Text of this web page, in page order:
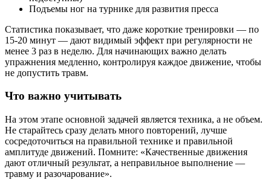
Подъемы ног на турнике для развития пресса
Статистика показывает, что даже короткие тренировки — по
15-20 минут — дают видимый эффект при регулярности не
менее 3 раз в неделю. Для начинающих важно делать
упражнения медленно, контролируя каждое движение, чтобы
не допустить травм.
Что важно учитывать
На этом этапе основной задачей является техника, а не объем.
Не старайтесь сразу делать много повторений, лучше
сосредоточиться на правильной технике и правильной
амплитуде движений. Помните: «Качественные движения
дают отличный результат, а неправильное выполнение —
травму и разочарование».